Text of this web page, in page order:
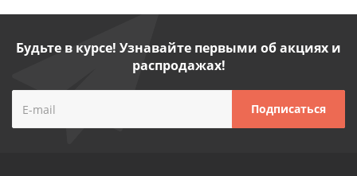
Будьте в курсе! Узнавайте первыми об акциях и
распродажах!